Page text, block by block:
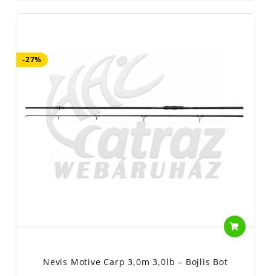
-27%
Nevis Motive Carp 3,0m 3,0lb – Bojlis Bot